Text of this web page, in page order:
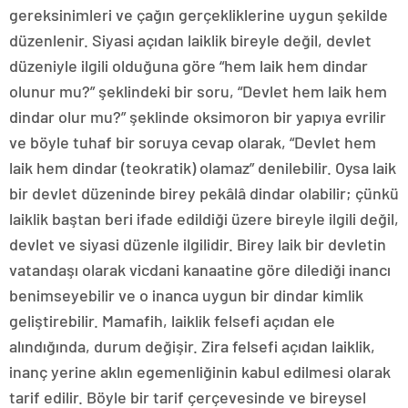
gereksinimleri ve çağın gerçekliklerine uygun şekilde
düzenlenir. Siyasi açıdan laiklik bireyle değil, devlet
düzeniyle ilgili olduğuna göre “hem laik hem dindar
olunur mu?” şeklindeki bir soru, “Devlet hem laik hem
dindar olur mu?” şeklinde oksimoron bir yapıya evrilir
ve böyle tuhaf bir soruya cevap olarak, “Devlet hem
laik hem dindar (teokratik) olamaz” denilebilir. Oysa laik
bir devlet düzeninde birey pekâlâ dindar olabilir; çünkü
laiklik baştan beri ifade edildiği üzere bireyle ilgili değil,
devlet ve siyasi düzenle ilgilidir. Birey laik bir devletin
vatandaşı olarak vicdani kanaatine göre dilediği inancı
benimseyebilir ve o inanca uygun bir dindar kimlik
geliştirebilir. Mamafih, laiklik felsefi açıdan ele
alındığında, durum değişir. Zira felsefi açıdan laiklik,
inanç yerine aklın egemenliğinin kabul edilmesi olarak
tarif edilir. Böyle bir tarif çerçevesinde ve bireysel